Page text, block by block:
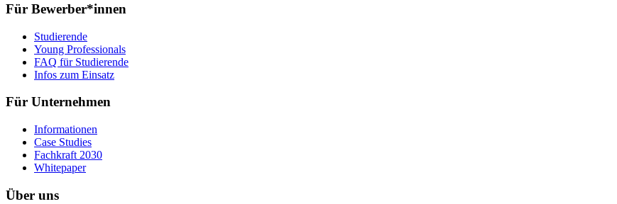
Für Bewerber*innen
Studierende
Young Professionals
FAQ für Studierende
Infos zum Einsatz
Für Unternehmen
Informationen
Case Studies
Fachkraft 2030
Whitepaper
Über uns